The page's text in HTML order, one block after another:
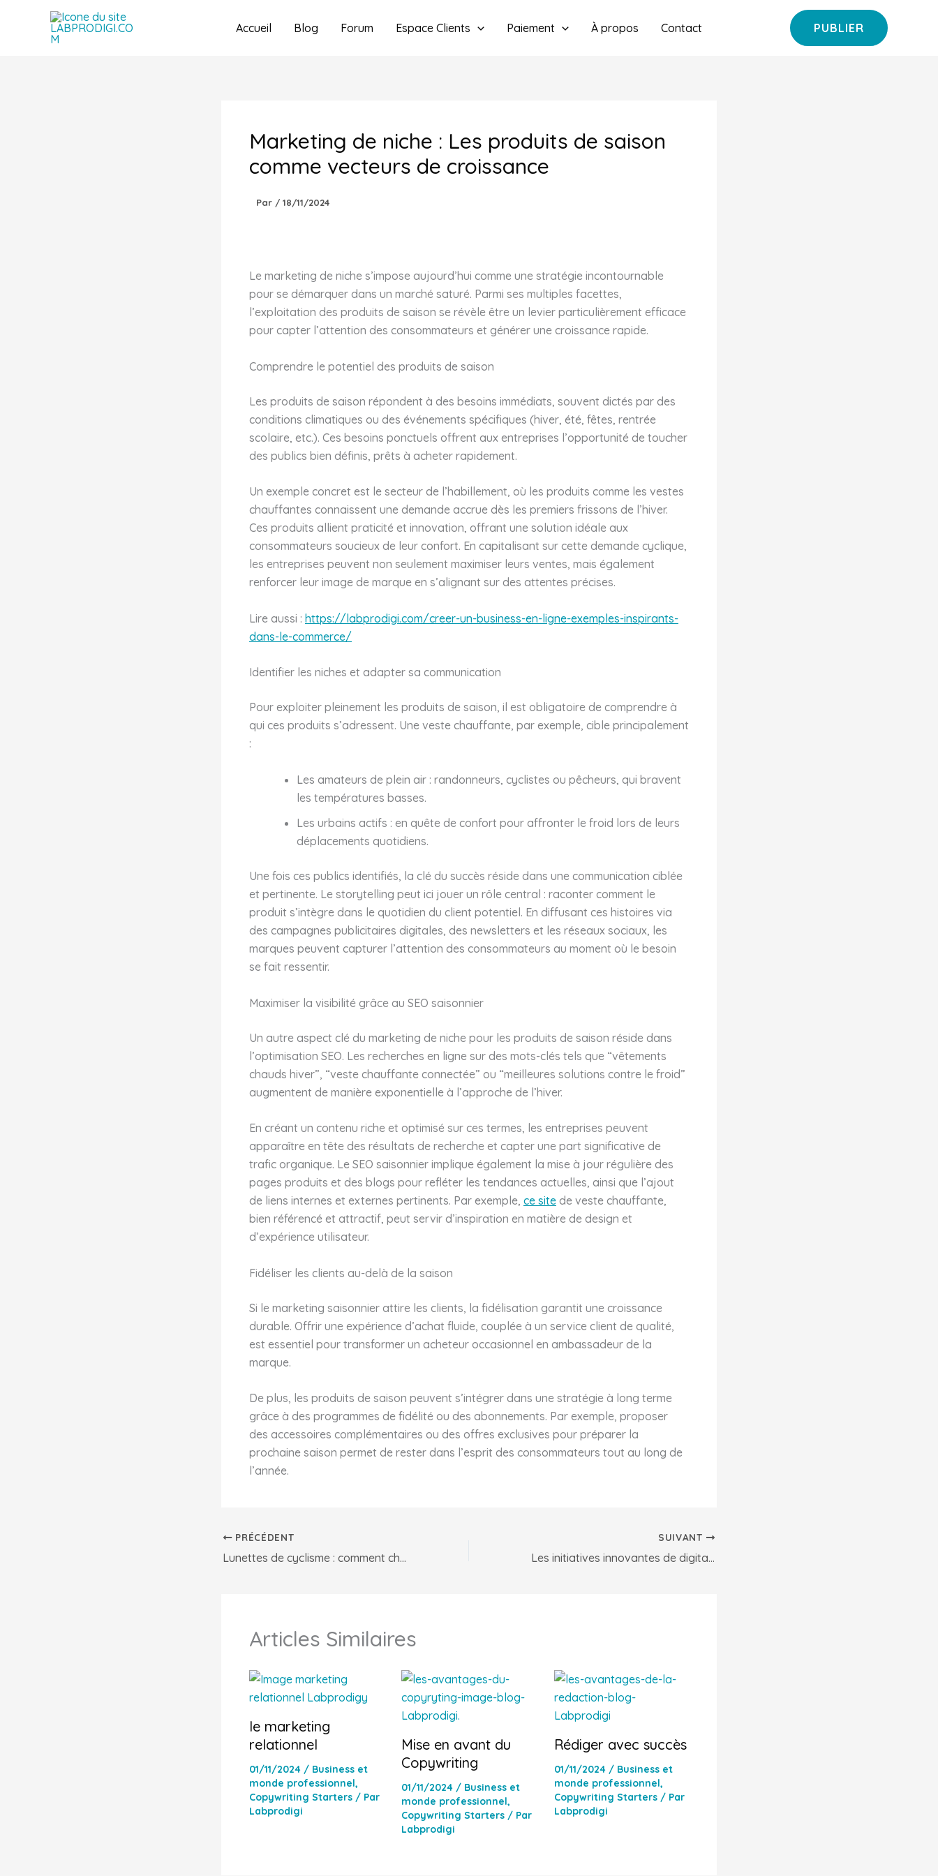
Accueil Blog Forum Espace Clients Paiement À propos Contact PUBLIER
Marketing de niche : Les produits de saison
comme vecteurs de croissance
Par / 18/11/2024
Le marketing de niche s’impose aujourd’hui comme une stratégie incontournable
pour se démarquer dans un marché saturé. Parmi ses multiples facettes,
l’exploitation des produits de saison se révèle être un levier particulièrement efficace
pour capter l’attention des consommateurs et générer une croissance rapide.
Comprendre le potentiel des produits de saison
Les produits de saison répondent à des besoins immédiats, souvent dictés par des
conditions climatiques ou des événements spécifiques (hiver, été, fêtes, rentrée
scolaire, etc.). Ces besoins ponctuels offrent aux entreprises l’opportunité de toucher
des publics bien définis, prêts à acheter rapidement.
Un exemple concret est le secteur de l’habillement, où les produits comme les vestes
chauffantes connaissent une demande accrue dès les premiers frissons de l’hiver.
Ces produits allient praticité et innovation, offrant une solution idéale aux
consommateurs soucieux de leur confort. En capitalisant sur cette demande cyclique,
les entreprises peuvent non seulement maximiser leurs ventes, mais également
renforcer leur image de marque en s’alignant sur des attentes précises.
Lire aussi : https://labprodigi.com/creer-un-business-en-ligne-exemples-inspirants-
dans-le-commerce/
Identifier les niches et adapter sa communication
Pour exploiter pleinement les produits de saison, il est obligatoire de comprendre à
qui ces produits s’adressent. Une veste chauffante, par exemple, cible principalement
:
Les amateurs de plein air : randonneurs, cyclistes ou pêcheurs, qui bravent
les températures basses.
Les urbains actifs : en quête de confort pour affronter le froid lors de leurs
déplacements quotidiens.
Une fois ces publics identifiés, la clé du succès réside dans une communication ciblée
et pertinente. Le storytelling peut ici jouer un rôle central : raconter comment le
produit s’intègre dans le quotidien du client potentiel. En diffusant ces histoires via
des campagnes publicitaires digitales, des newsletters et les réseaux sociaux, les
marques peuvent capturer l’attention des consommateurs au moment où le besoin
se fait ressentir.
Maximiser la visibilité grâce au SEO saisonnier
Un autre aspect clé du marketing de niche pour les produits de saison réside dans
l’optimisation SEO. Les recherches en ligne sur des mots-clés tels que “vêtements
chauds hiver”, “veste chauffante connectée” ou “meilleures solutions contre le froid”
augmentent de manière exponentielle à l’approche de l’hiver.
En créant un contenu riche et optimisé sur ces termes, les entreprises peuvent
apparaître en tête des résultats de recherche et capter une part significative de
trafic organique. Le SEO saisonnier implique également la mise à jour régulière des
pages produits et des blogs pour refléter les tendances actuelles, ainsi que l’ajout
de liens internes et externes pertinents. Par exemple, ce site de veste chauffante,
bien référencé et attractif, peut servir d’inspiration en matière de design et
d’expérience utilisateur.
Fidéliser les clients au-delà de la saison
Si le marketing saisonnier attire les clients, la fidélisation garantit une croissance
durable. Offrir une expérience d’achat fluide, couplée à un service client de qualité,
est essentiel pour transformer un acheteur occasionnel en ambassadeur de la
marque.
De plus, les produits de saison peuvent s’intégrer dans une stratégie à long terme
grâce à des programmes de fidélité ou des abonnements. Par exemple, proposer
des accessoires complémentaires ou des offres exclusives pour préparer la
prochaine saison permet de rester dans l’esprit des consommateurs tout au long de
l’année.
PRÉCÉDENT
Lunettes de cyclisme : comment choisir la meilleure protection pour vos yeux pendant vos sorties vélo
SUIVANT
Les initiatives innovantes de digitalisation en Afrique : Un nouveau souffle pour le développement
Articles Similaires
le marketing
relationnel
01/11/2024 / Business et
monde professionnel,
Copywriting Starters / Par
Labprodigi
Mise en avant du
Copywriting
01/11/2024 / Business et
monde professionnel,
Copywriting Starters / Par
Labprodigi
Rédiger avec succès
01/11/2024 / Business et
monde professionnel,
Copywriting Starters/ Par
Labprodigi